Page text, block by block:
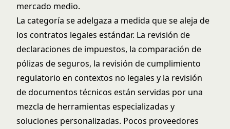
mercado medio.
La categoría se adelgaza a medida que se aleja de
los contratos legales estándar. La revisión de
declaraciones de impuestos, la comparación de
pólizas de seguros, la revisión de cumplimiento
regulatorio en contextos no legales y la revisión
de documentos técnicos están servidas por una
mezcla de herramientas especializadas y
soluciones personalizadas. Pocos proveedores